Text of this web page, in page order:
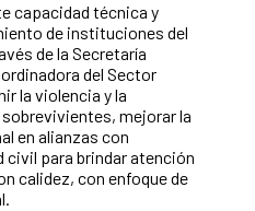
capacidad técnica y
de instituciones del
de la Secretaría
del Sector
la violencia y la
mejorar la
en alianzas con
para brindar atención
calidez, con enfoque de